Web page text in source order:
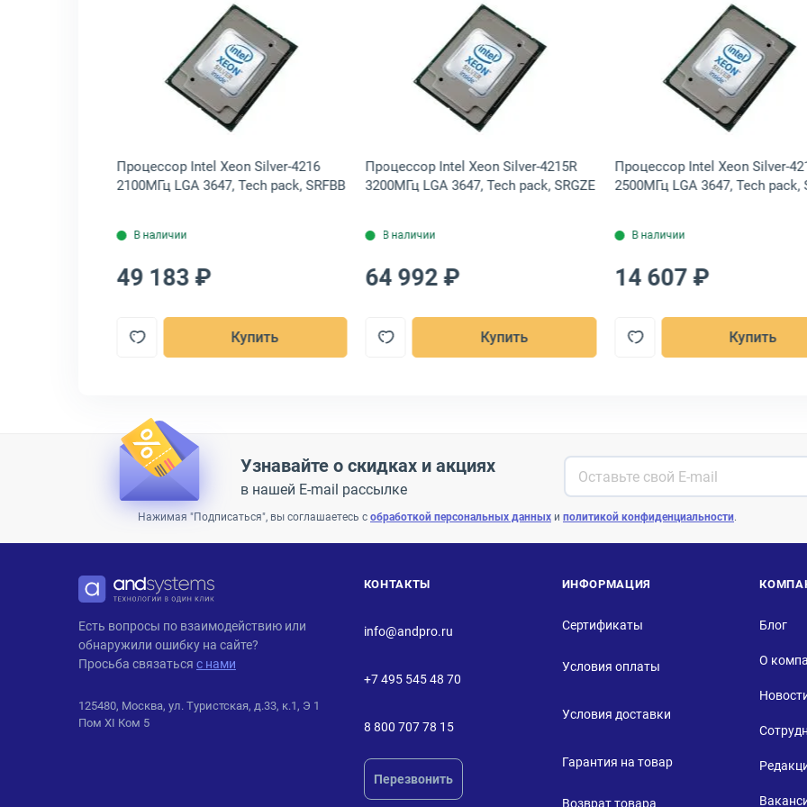
2400МГц LGA 3647, Oem, CD8069504344500
товар: Процессор Intel Xeon Silver-4215R 3200МГц LGA 3647, Oem, CD8069504449200
Открыть товар: Процессор Intel Xeon Silver-4216 2100МГц LGA 3647, Tech pack, SRFBB
Процессор Intel Xeon Silver-4216
2100МГц LGA 3647, Tech pack, SRFBB
В наличии
49 183 ₽
Купить
Открыть товар: Процессор Intel Xeon Silver-4215R
Процессор Intel Xeon Silver-4215R
3200МГц LGA 3647, Tech pack, SRGZE
В наличии
64 992 ₽
Купить
Открыть
Процессор Intel Xeon Silver-
2500МГц LGA 3647, Tech pack,
В наличии
14 607 ₽
Купить
Узнавайте о скидках и акциях
в нашей E-mail рассылке
Нажимая "Подписаться", вы соглашаетесь с обработкой персональных данных и политикой конфиденциальности.
ANDPRO
Есть вопросы по взаимодействию или
обнаружили ошибку на сайте?
Просьба связаться с нами
125480, Москва, ул. Туристская, д.33, к.1, Э 1
Пом XI Ком 5
КОНТАКТЫ
info@andpro.ru
+7 495 545 48 70
8 800 707 78 15
Перезвонить
ИНФОРМАЦИЯ
Сертификаты
Условия оплаты
Условия доставки
Гарантия на товар
Возврат товара
Блог
О